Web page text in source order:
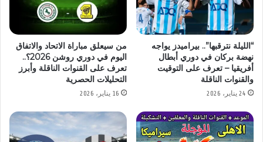
“الليلة نترقبها”.. بيراميدز يواجه
نهضة بركان في دوري أبطال
أفريقيا – تعرف على التوقيت
والقنوات الناقلة
24 يناير، 2026
من سيعلق مباراة الاتحاد والاتفاق
اليوم في دوري روشن 2026؟..
تعرف على القنوات الناقلة وأبرز
التحليلات الحصرية
16 يناير، 2026